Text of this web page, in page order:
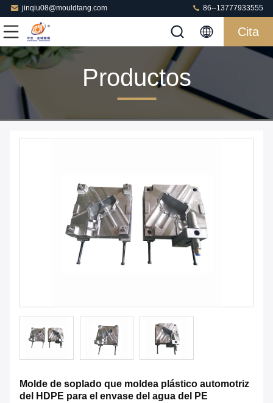
jinqiu08@mouldtang.com 86--13777933555
Cita
Productos
Molde de soplado que moldea plástico automotriz
del HDPE para el envase del agua del PE